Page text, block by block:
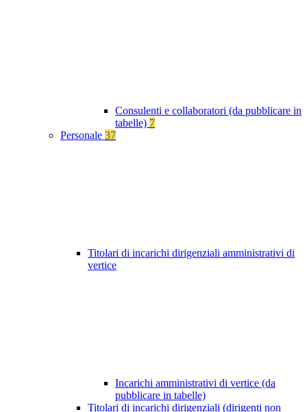
Consulenti e collaboratori (da pubblicare in
tabelle) 7
Personale 37
Titolari di incarichi dirigenziali amministrativi di
vertice
Incarichi amministrativi di vertice (da
pubblicare in tabelle)
Titolari di incarichi dirigenziali (dirigenti non